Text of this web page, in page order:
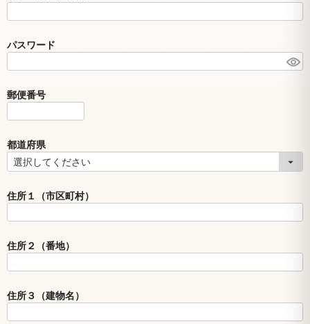
パスワード
郵便番号
都道府県
住所１（市区町村）
住所２（番地）
住所３（建物名）